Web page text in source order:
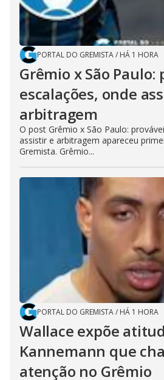
PORTAL DO GREMISTA/ HÁ 1 HORA
Grêmio x São Paulo:
escalações, onde
arbitragem
O post Grêmio x São Paulo:
assistir e arbitragem apareceu
Gremista. Grêmio...
PORTAL DO GREMISTA/ HÁ 1 HORA
Wallace expõe
Kannemann que
atenção no Grêmio